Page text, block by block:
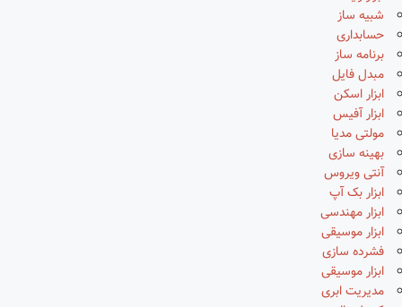
شبیه ساز
حسابداری
برنامه ساز
مبدل فایل
ابزار اسکن
ابزار آفیس
مولتی مدیا
بهینه سازی
آنتی ویروس
ابزار بک آپ
ابزار مهندسی
ابزار موسیقی
فشرده سازی
ابزار موسیقی
مدیریت ابری